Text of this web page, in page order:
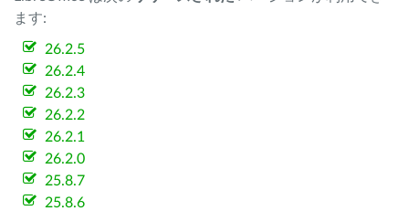
ます:
26.2.5
26.2.4
26.2.3
26.2.2
26.2.1
26.2.0
25.8.7
25.8.6